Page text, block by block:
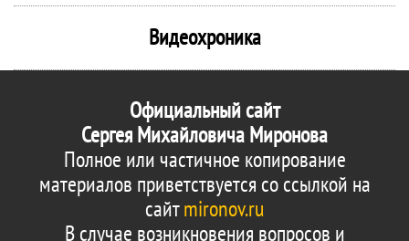
Видеохроника
Официальный сайт
Сергея Михайловича Миронова
Полное или частичное копирование
материалов приветствуется со ссылкой на
сайтmironov.ru
В случае возникновения вопросов и